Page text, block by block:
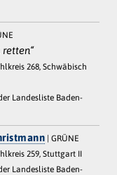
268, Schwäbisch
Landesliste Baden-
| GRÜNE
259, Stuttgart II
Landesliste Baden-